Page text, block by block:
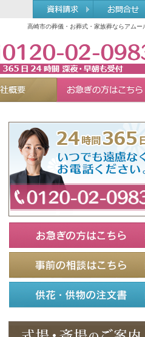
高崎市の葬儀・お葬式・家族葬ならアムー